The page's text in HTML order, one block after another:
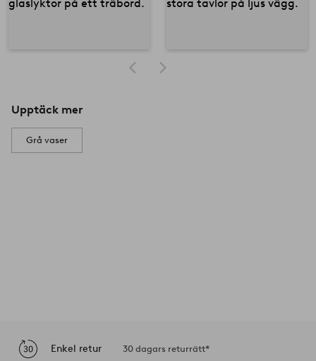
Upptäck mer
Grå vaser
Enkel retur 30 dagars returrätt*